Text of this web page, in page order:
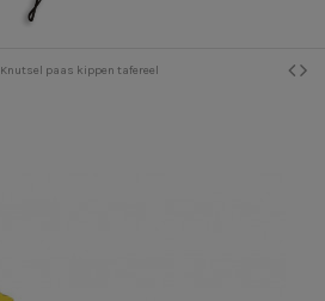
Knutsel paas kippen tafereel